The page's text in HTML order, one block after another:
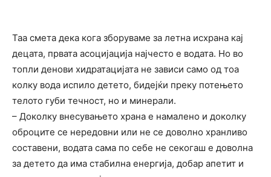
Таа смета дека кога зборуваме за летна исхрана кај
децата, првата асоцијација најчесто е водата. Но во
топли денови хидратацијата не зависи само од тоа
колку вода испило детето, бидејќи преку потењето
телото губи течност, но и минерали.
– Доколку внесувањето храна е намалено и доколку
оброците се нередовни или не се доволно хранливо
составени, водата сама по себе не секогаш е доволна
за детето да има стабилна енергија, добар апетит и